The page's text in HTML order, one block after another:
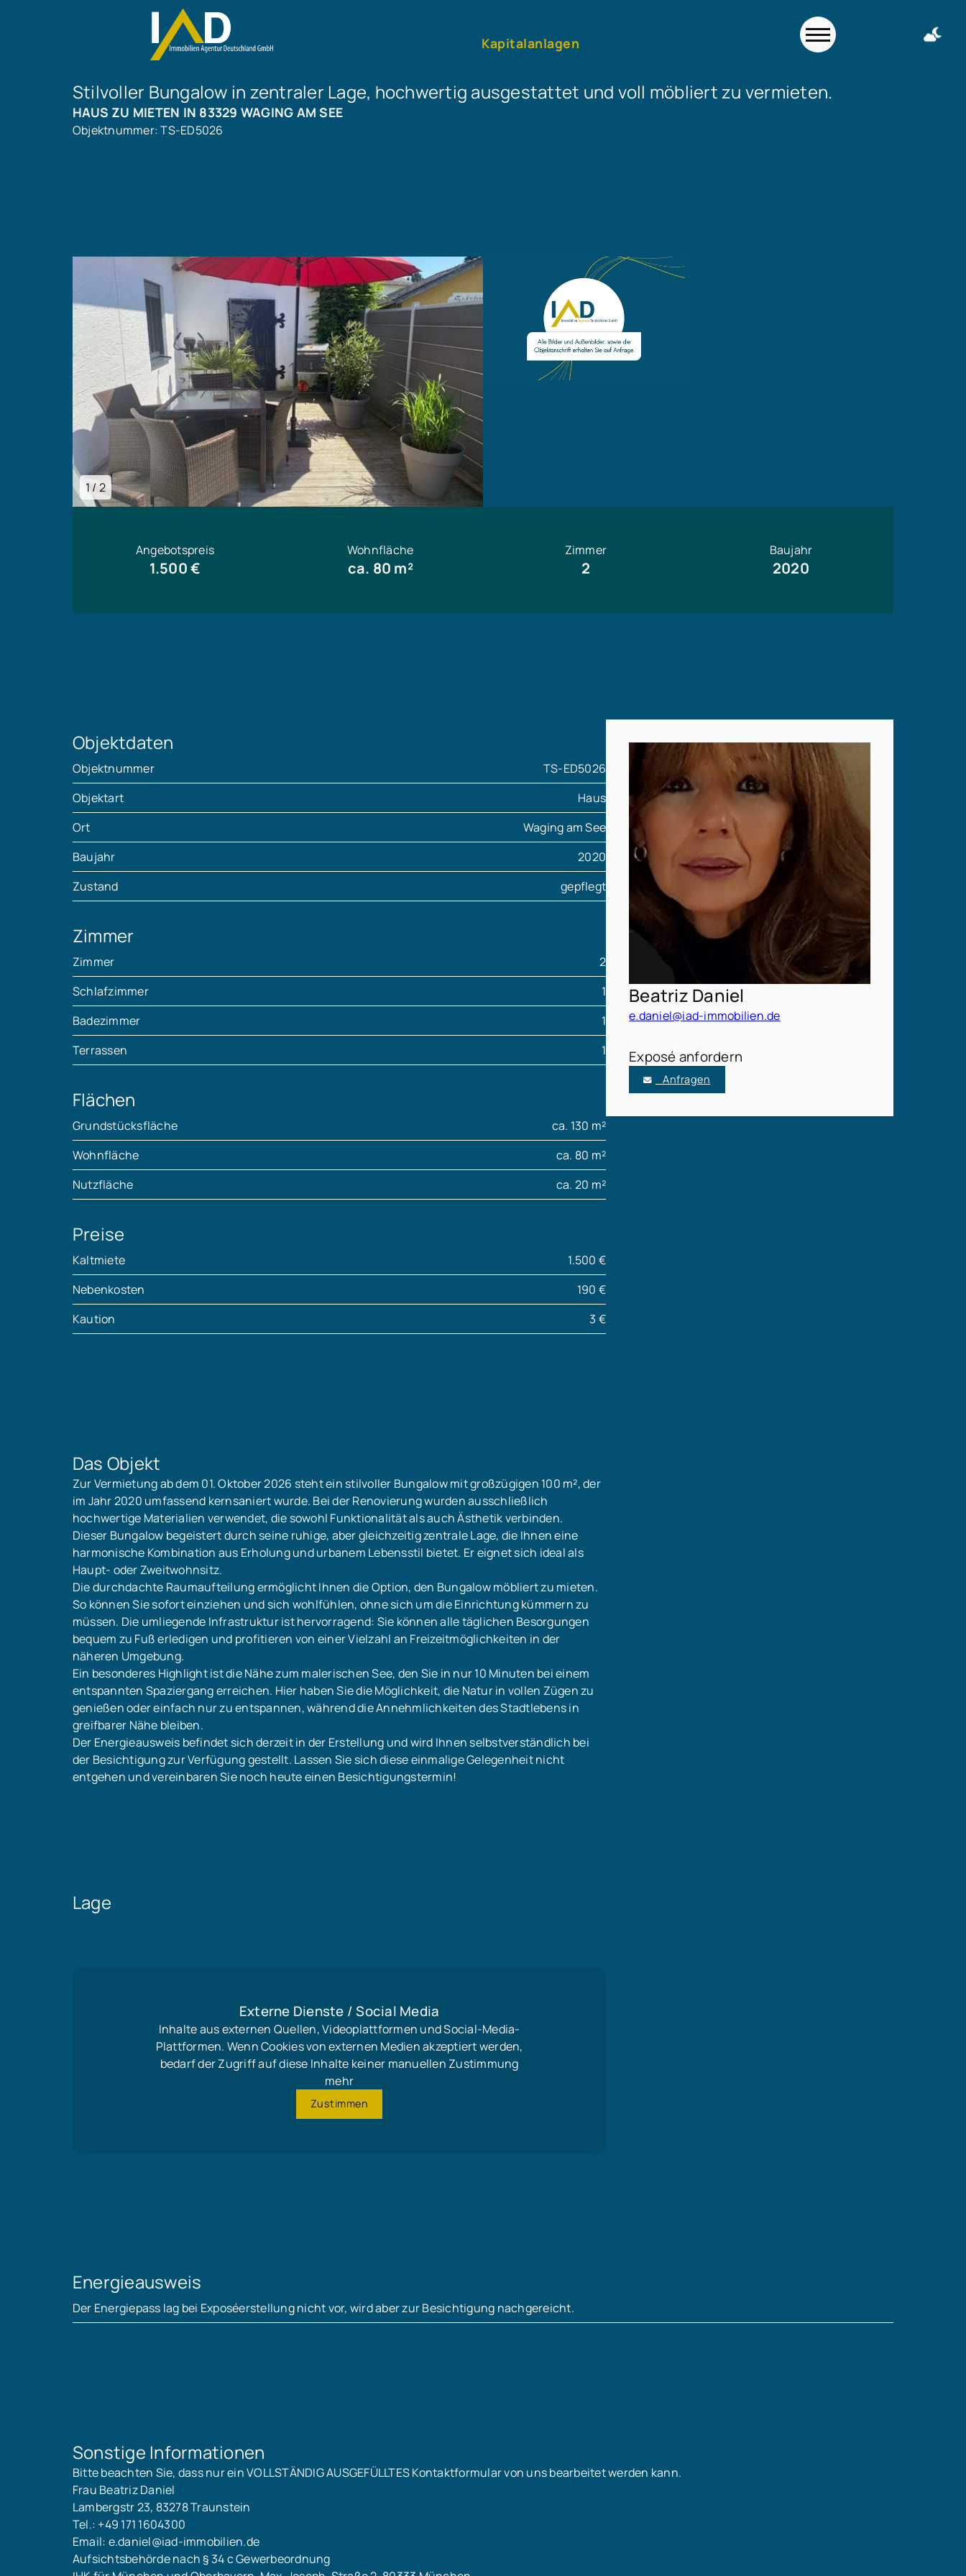
Kapitalanlagen
Kontakt aufnehmen
Stilvoller Bungalow in zentraler Lage, hochwertig ausgestattet und voll möbliert zu vermieten.
HAUS ZU MIETEN IN 83329 WAGING AM SEE
Objektnummer: TS-ED5026
1 / 2
Angebotspreis
1.500 €
Wohnfläche
ca. 80 m²
Zimmer
2
Baujahr
2020
Objektdaten
Objektnummer
TS-ED5026
Objektart
Haus
Ort
Waging am See
Baujahr
2020
Zustand
gepflegt
Zimmer
Zimmer
2
Schlafzimmer
1
Badezimmer
1
Terrassen
1
Flächen
Grundstücksfläche
ca. 130 m²
Wohnfläche
ca. 80 m²
Nutzfläche
ca. 20 m²
Preise
Kaltmiete
1.500 €
Nebenkosten
190 €
Kaution
3 €
Das Objekt
Zur Vermietung ab dem 01. Oktober 2026 steht ein stilvoller Bungalow mit großzügigen 100 m², der
im Jahr 2020 umfassend kernsaniert wurde. Bei der Renovierung wurden ausschließlich
hochwertige Materialien verwendet, die sowohl Funktionalität als auch Ästhetik verbinden.
Dieser Bungalow begeistert durch seine ruhige, aber gleichzeitig zentrale Lage, die Ihnen eine
harmonische Kombination aus Erholung und urbanem Lebensstil bietet. Er eignet sich ideal als
Haupt- oder Zweitwohnsitz.
Die durchdachte Raumaufteilung ermöglicht Ihnen die Option, den Bungalow möbliert zu mieten.
So können Sie sofort einziehen und sich wohlfühlen, ohne sich um die Einrichtung kümmern zu
müssen. Die umliegende Infrastruktur ist hervorragend: Sie können alle täglichen Besorgungen
bequem zu Fuß erledigen und profitieren von einer Vielzahl an Freizeitmöglichkeiten in der
näheren Umgebung.
Ein besonderes Highlight ist die Nähe zum malerischen See, den Sie in nur 10 Minuten bei einem
entspannten Spaziergang erreichen. Hier haben Sie die Möglichkeit, die Natur in vollen Zügen zu
genießen oder einfach nur zu entspannen, während die Annehmlichkeiten des Stadtlebens in
greifbarer Nähe bleiben.
Der Energieausweis befindet sich derzeit in der Erstellung und wird Ihnen selbstverständlich bei
der Besichtigung zur Verfügung gestellt. Lassen Sie sich diese einmalige Gelegenheit nicht
entgehen und vereinbaren Sie noch heute einen Besichtigungstermin!
Lage
Externe Dienste / Social Media
Inhalte aus externen Quellen, Videoplattformen und Social-Media-
Plattformen. Wenn Cookies von externen Medien akzeptiert werden,
bedarf der Zugriff auf diese Inhalte keiner manuellen Zustimmung
mehr
Zustimmen
Beatriz Daniel
e.daniel@iad-immobilien.de
Exposé anfordern
Anfragen
Energieausweis
Der Energiepass lag bei Exposéerstellung nicht vor, wird aber zur Besichtigung nachgereicht.
Sonstige Informationen
Bitte beachten Sie, dass nur ein VOLLSTÄNDIG AUSGEFÜLLTES Kontaktformular von uns bearbeitet werden kann.
Frau Beatriz Daniel
Lambergstr 23, 83278 Traunstein
Tel.: +49 171 1604300
Email: e.daniel@iad-immobilien.de
Aufsichtsbehörde nach § 34 c Gewerbeordnung